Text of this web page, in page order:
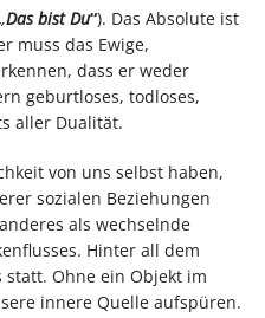
„Das bist Du“). Das Absolute ist
muss das Ewige,
dass er weder
geburtloses, todloses,
aller Dualität.
von uns selbst haben,
sozialen Beziehungen
als wechselnde
Hinter all dem
Ohne ein Objekt im
innere Quelle aufspüren.